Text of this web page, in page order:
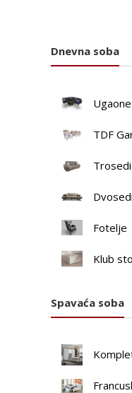
Dnevna soba
TDF
Trosedi
Dvosedi
Fotelje
Klub
Spavaća soba